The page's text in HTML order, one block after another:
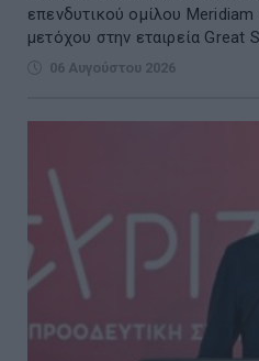
επενδυτικού ομίλου
μετόχου στην εταιρεία Great
06 Αυγούστου 2026